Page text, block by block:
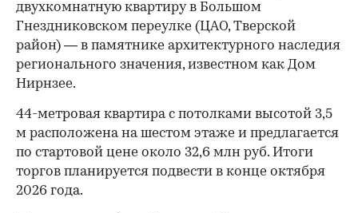
двухкомнатную квартиру в Большом
Гнездниковском переулке (ЦАО, Тверской
район) — в памятнике архитектурного наследия
регионального значения, известном как Дом
Нирнзее.
44-метровая квартира с потолками высотой 3,5
м расположена на шестом этаже и предлагается
по стартовой цене около 32,6 млн руб. Итоги
торгов планируется подвести в конце октября
2026 года.